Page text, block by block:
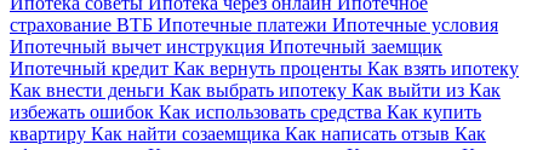
страхование ВТБ Ипотечные платежи Ипотечные условия
Ипотечный вычет инструкция Ипотечный заемщик
Ипотечный кредит Как вернуть проценты Как взять ипотеку
Как внести деньги Как выбрать ипотеку Как выйти из Как
избежать ошибок Как использовать средства Как купить
квартиру Как найти созаемщика Как написать отзыв Как